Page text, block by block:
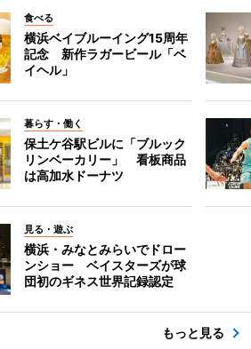
食べる
横浜ベイブルーイング15周年
記念 新作ラガービール「ベ
イヘル」
暮らす・働く
保土ケ谷駅ビルに「ブルック
リンベーカリー」 看板商品
は高加水ドーナツ
見る・遊ぶ
横浜・みなとみらいでドロー
ンショー ベイスターズが球
団初のギネス世界記録認定
もっと見る